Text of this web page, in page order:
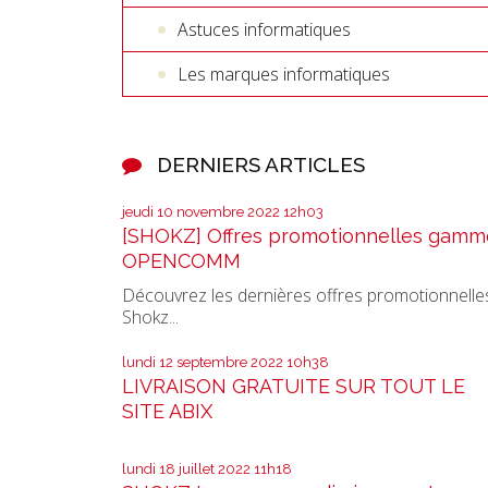
Astuces informatiques
Les marques informatiques
DERNIERS ARTICLES
jeudi 10 novembre 2022 12h03
[SHOKZ] Offres promotionnelles
OPENCOMM
Découvrez les dernières offres
Shokz...
lundi 12 septembre 2022 10h38
LIVRAISON GRATUITE SUR TOUT LE
SITE ABIX
lundi 18 juillet 2022 11h18